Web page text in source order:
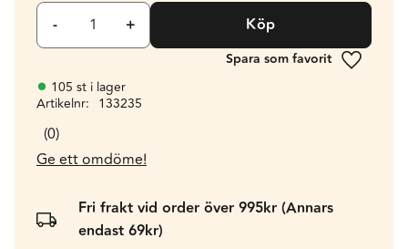
+
- Köp
Lägg till
105 st i lager
Artikelnr
133235
0
Ge ett omdöme!
Fri frakt vid order över 995kr (Annars
endast 69kr)